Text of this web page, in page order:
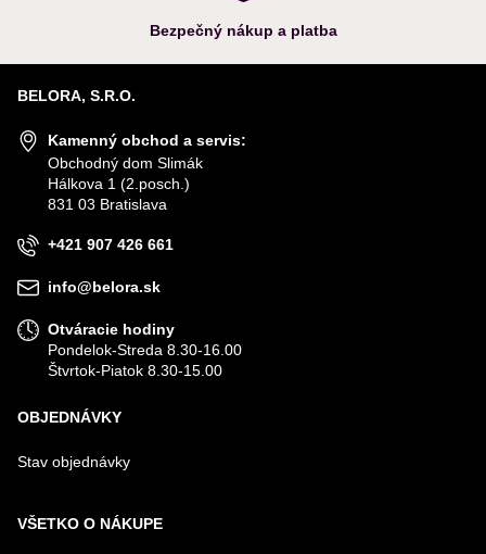
Bezpečný nákup a platba
BELORA, S.R.O.
Kamenný obchod a servis:
Obchodný dom Slimák
Hálkova 1 (2.posch.)
831 03 Bratislava
+421 907 426 661
info@belora.sk
Otváracie hodiny
Pondelok-Streda 8.30-16.00
Štvrtok-Piatok 8.30-15.00
OBJEDNÁVKY
Stav objednávky
VŠETKO O NÁKUPE